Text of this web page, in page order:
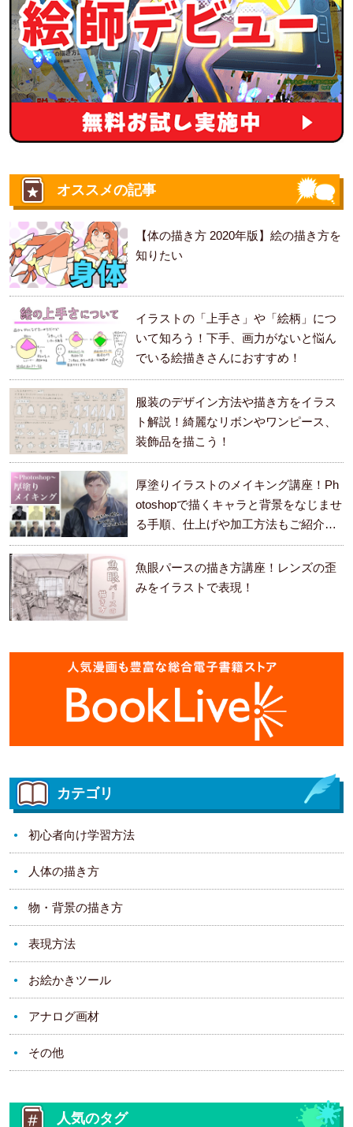
オススメの記事
【体の描き方 2020年版】絵の描き方を
知りたい
イラストの「上手さ」や「絵柄」につ
いて知ろう！下手、画力がないと悩ん
でいる絵描きさんにおすすめ！
服装のデザイン方法や描き方をイラス
ト解説！綺麗なリボンやワンピース、
装飾品を描こう！
厚塗りイラストのメイキング講座！Ph
otoshopで描くキャラと背景をなじませ
る手順、仕上げや加工方法もご紹介し
ます。
魚眼パースの描き方講座！レンズの歪
みをイラストで表現！
カテゴリ
初心者向け学習方法
人体の描き方
物・背景の描き方
表現方法
お絵かきツール
アナログ画材
その他
人気のタグ